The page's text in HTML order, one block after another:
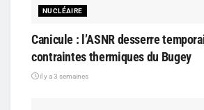
NUCLÉAIRE
Canicule : l’ASNR desserre
contraintes thermiques du Bugey
il y a 3 semaines